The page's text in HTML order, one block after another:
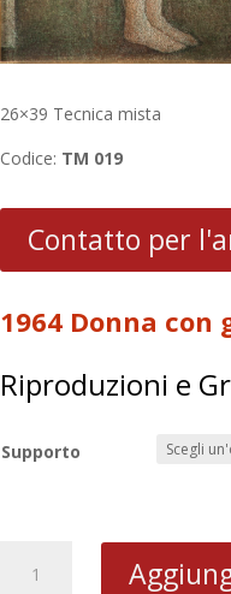
26×39 Tecnica mista
Codice: TM 019
Contatto per
1964 Donna con
Riproduzioni e
Supporto
Donna